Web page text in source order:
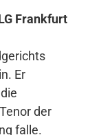
Frankfurt
Er
der
falle.